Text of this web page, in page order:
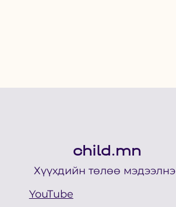
child.mn
Хүүхдийн төлөө мэдээлнэ
YouTube